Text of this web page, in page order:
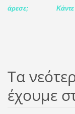
άρεσε;
Τα
έχουμε